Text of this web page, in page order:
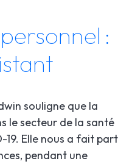
:
souligne que la
le secteur de la santé
19. Elle nous a fait part
pendant une